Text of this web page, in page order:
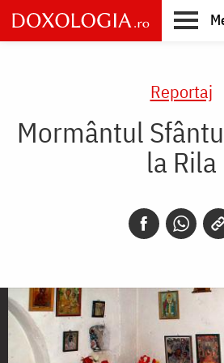
Skip
to
main
Reportaj
Mormântul
la Rila